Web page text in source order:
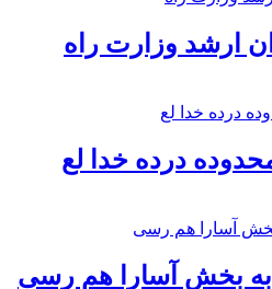
ارشد وزارت راه
درده خدا لع
به بخش آسارا هم رسی